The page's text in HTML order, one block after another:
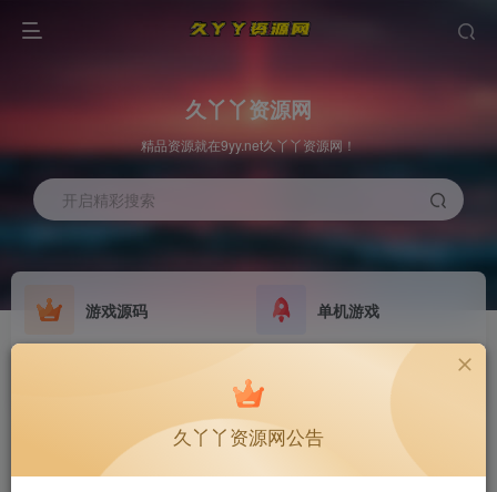
久丫丫资源网
精品资源就在9yy.net久丫丫资源网！
开启精彩搜索
游戏源码 单机游戏
GO
欢迎大家无偿赞助！
欢迎大家无偿赞助！
久丫丫资源网公告